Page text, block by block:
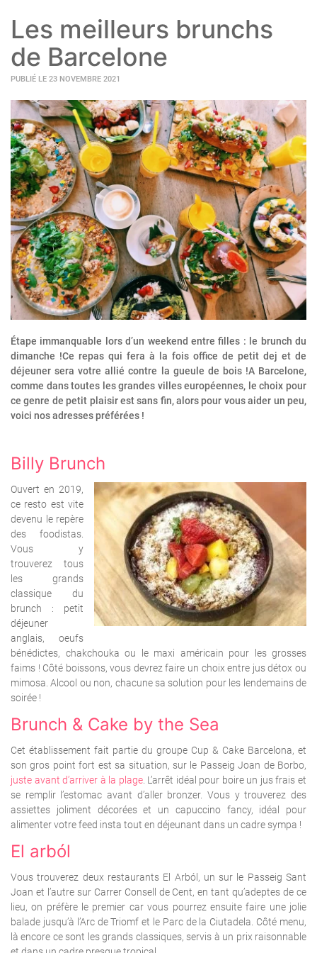
Les meilleurs brunchs
de Barcelone
PUBLIÉ LE 23 NOVEMBRE 2021
Étape immanquable lors d’un weekend entre filles : le brunch du
dimanche !Ce repas qui fera à la fois office de petit dej et de
déjeuner sera votre allié contre la gueule de bois !A Barcelone,
comme dans toutes les grandes villes européennes, le choix pour
ce genre de petit plaisir est sans fin, alors pour vous aider un peu,
voici nos adresses préférées !
Billy Brunch
Ouvert en 2019,
ce resto est vite
devenu le repère
des foodistas.
Vous y
trouverez tous
les grands
classique du
brunch : petit
déjeuner
anglais, oeufs
bénédictes, chakchouka ou le maxi américain pour les grosses
faims ! Côté boissons, vous devrez faire un choix entre jus détox ou
mimosa. Alcool ou non, chacune sa solution pour les lendemains de
soirée !
Brunch & Cake by the Sea
Cet établissement fait partie du groupe Cup & Cake Barcelona, et
son gros point fort est sa situation, sur le Passeig Joan de Borbo,
juste avant d’arriver à la plage. L’arrêt idéal pour boire un jus frais et
se remplir l’estomac avant d’aller bronzer. Vous y trouverez des
assiettes joliment décorées et un capuccino fancy, idéal pour
alimenter votre feed insta tout en déjeunant dans un cadre sympa !
El arból
Vous trouverez deux restaurants El Arból, un sur le Passeig Sant
Joan et l’autre sur Carrer Consell de Cent, en tant qu’adeptes de ce
lieu, on préfère le premier car vous pourrez ensuite faire une jolie
balade jusqu’à l’Arc de Triomf et le Parc de la Ciutadela. Côté menu,
là encore ce sont les grands classiques, servis à un prix raisonnable